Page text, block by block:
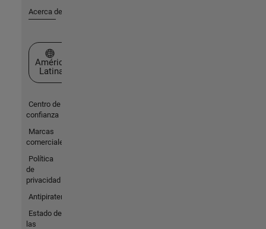
Acerca de MathWorks
Seleccione un país/idioma
América
Latina
Centro de
confianza
Marcas
comerciales
Política
de
privacidad
Antipiratería
Estado de
las